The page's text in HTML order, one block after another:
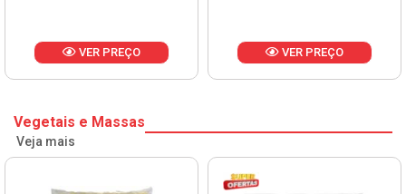
VER PREÇO VER PREÇO
Vegetais e Massas
Veja mais